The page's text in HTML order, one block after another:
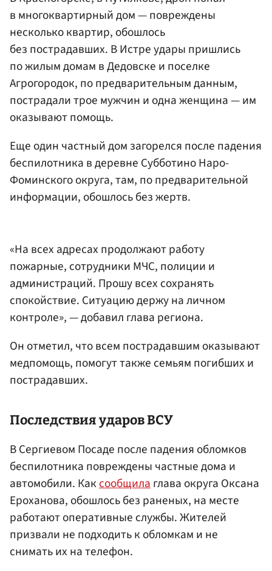
в многоквартирный дом — повреждены
несколько квартир, обошлось
без пострадавших. В Истре удары пришлись
по жилым домам в Дедовске и поселке
Агрогородок, по предварительным данным,
пострадали трое мужчин и одна женщина — им
оказывают помощь.
Еще один частный дом загорелся после падения
беспилотника в деревне Субботино Наро-
Фоминского округа, там, по предварительной
информации, обошлось без жертв.
«На всех адресах продолжают работу
пожарные, сотрудники МЧС, полиции и
администраций. Прошу всех сохранять
спокойствие. Ситуацию держу на личном
контроле», — добавил глава региона.
Он отметил, что всем пострадавшим оказывают
медпомощь, помогут также семьям погибших и
пострадавших.
Последствия ударов ВСУ
В Сергиевом Посаде после падения обломков
беспилотника повреждены частные дома и
автомобили. Каксообщилаглава округа Оксана
Ероханова, обошлось без раненых, на месте
работают оперативные службы. Жителей
призвали не подходить к обломкам и не
снимать их на телефон.